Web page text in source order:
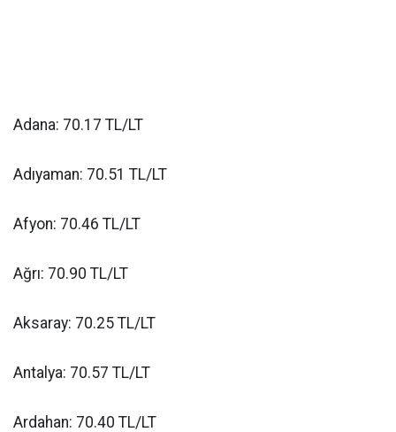
Adana: 70.17 TL/LT
Adıyaman: 70.51 TL/LT
Afyon: 70.46 TL/LT
Ağrı: 70.90 TL/LT
Aksaray: 70.25 TL/LT
Antalya: 70.57 TL/LT
Ardahan: 70.40 TL/LT